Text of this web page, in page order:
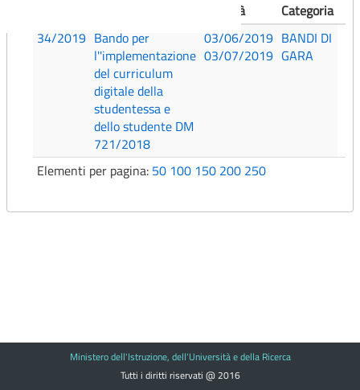
Validità
Categoria
34/2019 Bando per
l''implementazione
del curriculum
digitale della
studentessa e
dello studente DM
721/2018
03/06/2019
03/07/2019
BANDI DI
GARA
Elementi per pagina: 50 100 150 200 250
Ministero dell'Istruzione, dell'Università e della Ricerca
Tutti i diritti riservati @ 2016